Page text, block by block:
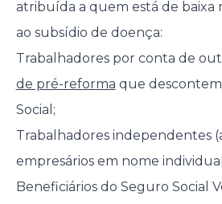
atribuída a quem está de baixa
ao subsídio de doença:
Trabalhadores por conta de
de pré-reforma que
Social;
Trabalhadores independentes
empresários em nome
Beneficiários do Seguro Social